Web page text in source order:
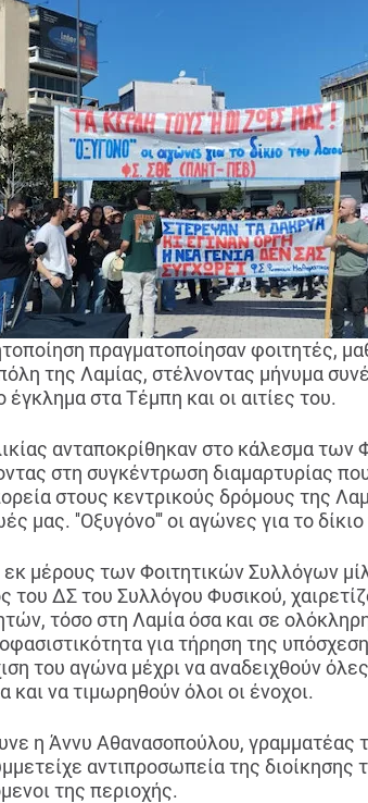
πραγματοποίησαν φοιτητές,
της Λαμίας, στέλνοντας μήνυμα
στα Τέμπη και οι αιτίες του.
ανταποκρίθηκαν στο κάλεσμα των
στη συγκέντρωση διαμαρτυρίας
στους κεντρικούς δρόμους της
μας. ''Οξυγόνο''' οι αγώνες για το
μέρους των Φοιτητικών Συλλόγων
του ΔΣ του Συλλόγου Φυσικού,
τόσο στη Λαμία όσα και σε
για τήρηση της
του αγώνα μέχρι να αναδειχθούν
και να τιμωρηθούν όλοι οι ένοχοι.
η Άννυ Αθανασοπούλου,
αντιπροσωπεία της διοίκησης
της περιοχής.